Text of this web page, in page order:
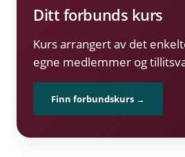
Ditt forbunds kurs
Kurs arrangert av det
egne medlemmer og
Finn forbundskurs →